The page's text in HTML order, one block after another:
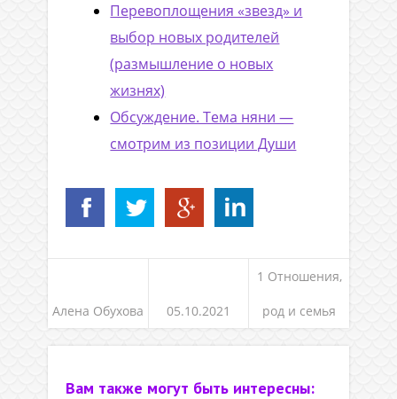
Перевоплощения «звезд» и
выбор новых родителей
(размышление о новых
жизнях)
Обсуждение. Тема няни —
смотрим из позиции Души
Алена Обухова 05.10.2021
1 Отношения,
род и семья
Вам также могут быть интересны: